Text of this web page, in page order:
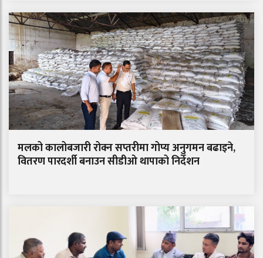
मलको कालोबजारी रोक्न सप्तरीमा गोप्य अनुगमन बढाइने,
वितरण पारदर्शी बनाउन सीडीओ थापाको निर्देशन